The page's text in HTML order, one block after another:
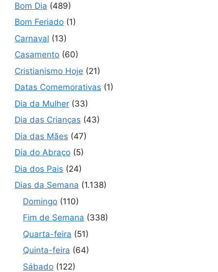
Bom Dia (489)
Bom Feriado (1)
Carnaval (13)
Casamento (60)
Cristianismo Hoje (21)
Datas Comemorativas (1)
Dia da Mulher (33)
Dia das Crianças (43)
Dia das Mães (47)
Dia do Abraço (5)
Dia dos Pais (24)
Dias da Semana (1.138)
Domingo (110)
Fim de Semana (338)
Quarta-feira (51)
Quinta-feira (64)
Sábado (122)